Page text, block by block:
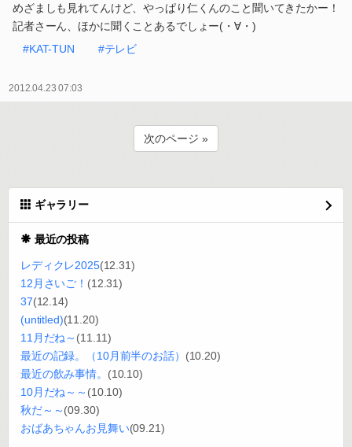
めざましも見れてんけど、やっぱり仁くんのこと聞いてきたかー！
記者さーん、ほかに聞くことあるでしょー(・∀・)
#KAT-TUN
#テレビ
2012.04.23 07:03
次のページ »
ギャラリー
最近の投稿
レディクレ2025(12.31)
12月さいご！ (12.31)
37(12.14)
(untitled)(11.20)
11月だね～ (11.11)
最近の記録。（10月前半のお話） (10.20)
最近の飲み事情。 (10.10)
10月だね～～ (10.10)
秋だ～～(09.30)
おばあちゃんお見舞い(09.21)